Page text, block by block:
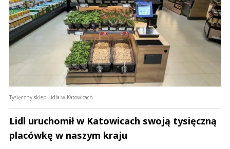
Tysięczny sklep Lidla w Katowicach
Lidl uruchomił w Katowicach swoją tysięczną
placówkę w naszym kraju